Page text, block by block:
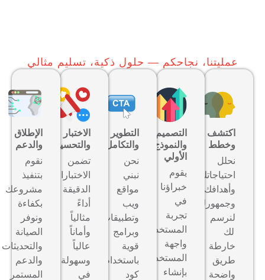
عمليتنا، نجاحكم — حلول ذكية، تسليم مثالي
اكتشف
وخطط
نحلل
احتياجاتك
وأهدافك
وجمهورك
لنرسم
خارطة
طريق
واضحة
التصميم
والنموذج
الأولي
يقوم
خبراؤنا
تجربة
المستخدم/
واجهة
المستخدم
بإنشاء
التطوير
والتكامل
مواقع
وتطبيقات
وبرامج
قوية
باستخدام
الاختبار
والتحسين
تضمن
الاختبارات
الدقيقة
مثالياً
وأماناً
وسهولة
الإطلاق
والدعم
نقوم
بتنفيذ
مشروعك
بكفاءة
ونوفر
الصيانة
والتحديثات
والدعم
المستمر